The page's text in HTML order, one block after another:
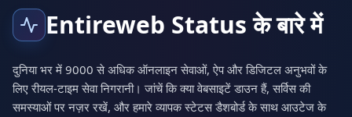
Entireweb Status के बारे में
दुनिया भर में 9000 से अधिक ऑनलाइन सेवाओं, ऐप और डिजिटल अनुभवों के
लिए रीयल-टाइम सेवा निगरानी। जांचें कि क्या वेबसाइटें डाउन हैं, सर्विस की
समस्याओं पर नज़र रखें, और हमारे व्यापक स्टेटस डैशबोर्ड के साथ आउटेज के